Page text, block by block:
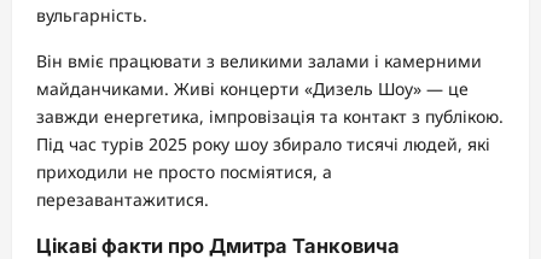
вульгарність.
Він вміє працювати з великими залами і камерними
майданчиками. Живі концерти «Дизель Шоу» — це
завжди енергетика, імпровізація та контакт з публікою.
Під час турів 2025 року шоу збирало тисячі людей, які
приходили не просто посміятися, а
перезавантажитися.
Цікаві факти про Дмитра Танковича